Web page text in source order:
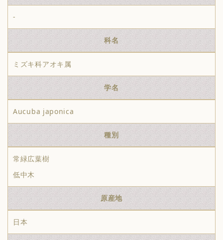
-
科名
ミズキ科アオキ属
学名
Aucuba japonica
種別
常緑広葉樹
低中木
原産地
日本